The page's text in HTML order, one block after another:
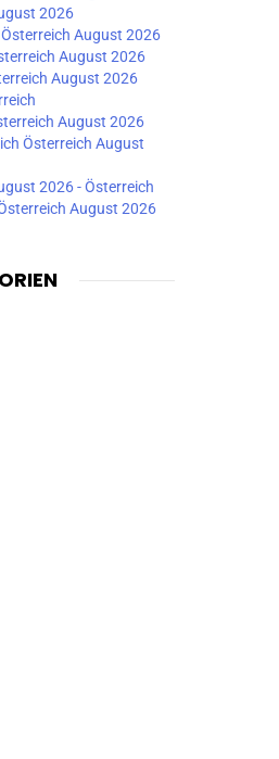
2026
August 2026
August 2026
August 2026
August 2026
Österreich August
2026 - Österreich
August 2026